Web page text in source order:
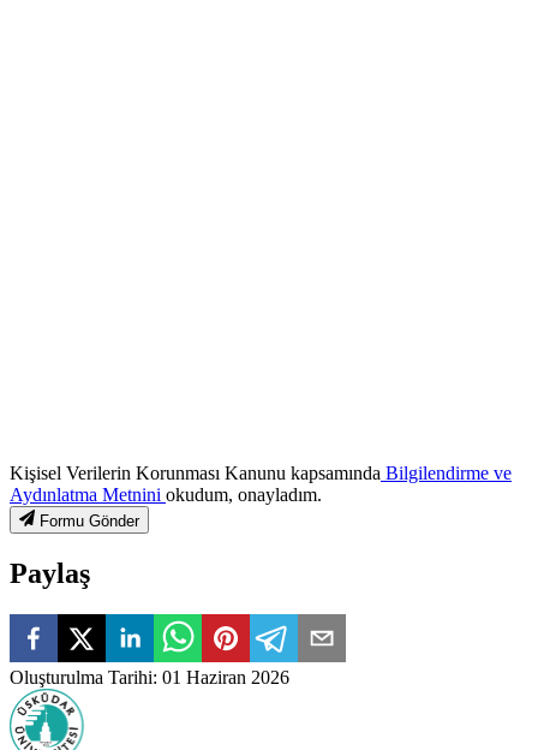
Kişisel Verilerin Korunması Kanunu kapsamında Bilgilendirme ve
Aydınlatma Metnini okudum, onayladım.
Formu Gönder
Paylaş
Oluşturulma Tarihi: 01 Haziran 2026